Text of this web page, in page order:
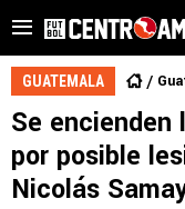
GUATEMALA
Se encienden
por posible
Nicolás